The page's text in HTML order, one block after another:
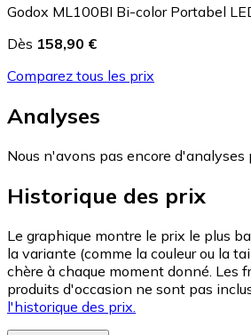
Godox ML100BI Bi-color Portabel
Dès 158,90 €
Comparez tous les prix
Analyses
Nous n'avons pas encore d'analyses
Historique des prix
Le graphique montre le prix le plus
la variante (comme la couleur ou la
chère à chaque moment donné. Les
produits d'occasion ne sont pas
l'historique des prix.